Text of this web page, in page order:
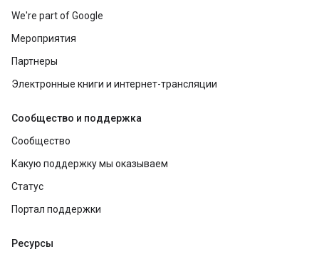
We're part of Google
Мероприятия
Партнеры
Электронные книги и интернет-трансляции
Сообщество и поддержка
Сообщество
Какую поддержку мы оказываем
Статус
Портал поддержки
Ресурсы